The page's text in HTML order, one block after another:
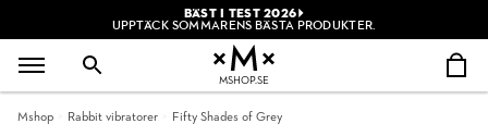
BÄST I TEST 2026
UPPTÄCK SOMMARENS BÄSTA PRODUKTER.
MSHOP.SE
Mshop Rabbit vibratorer Fifty Shades of Grey